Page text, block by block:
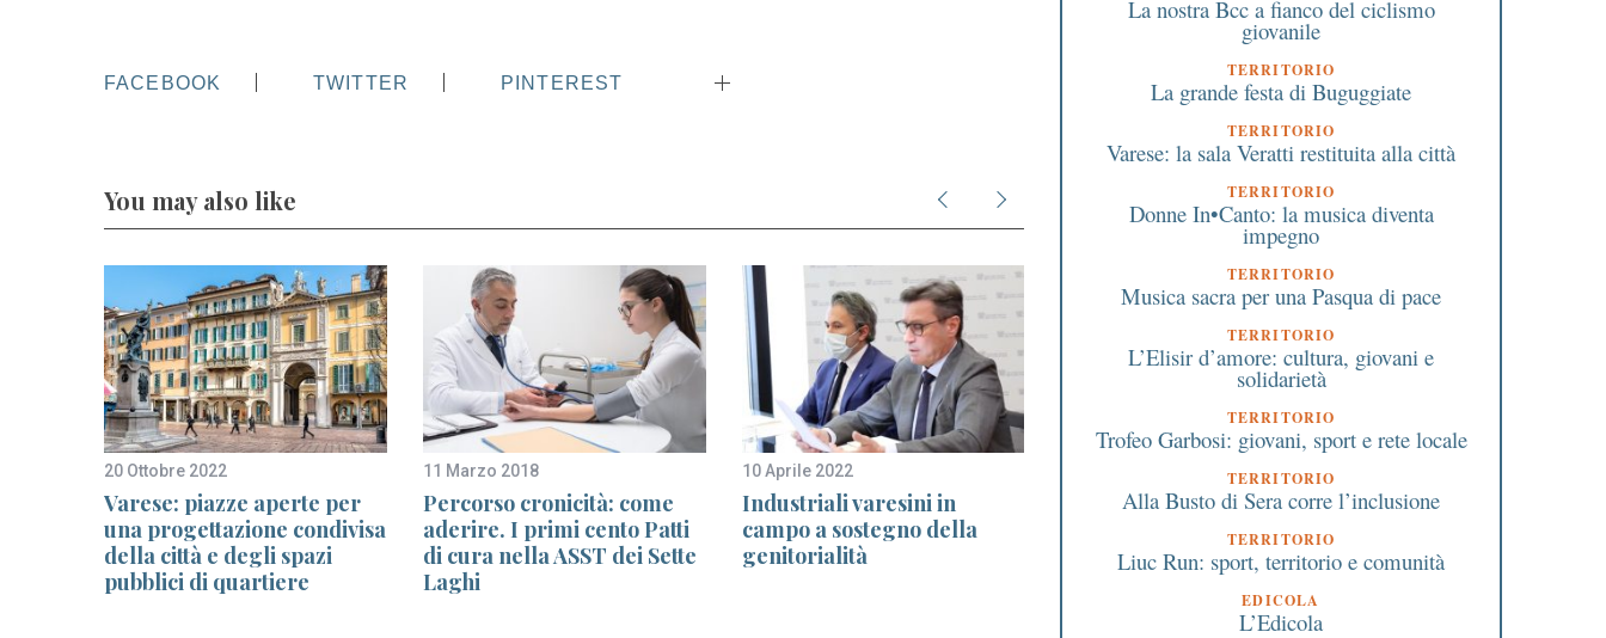
FACEBOOK TWITTER PINTEREST
You may also like
20 Ottobre 2022
Varese: piazze aperte per
una progettazione condivisa
della città e degli spazi
pubblici di quartiere
11 Marzo 2018
Percorso cronicità: come
aderire. I primi cento Patti
di cura nella ASST dei Sette
Laghi
10 Aprile 2022
Industriali varesini in
campo a sostegno della
genitorialità
Società calcistica di
Castellanza apre le porte ai
disabili
“Scorre il fiume”,
per i 50 anni di
La nostra Bcc a fianco del ciclismo
giovanile
TERRITORIO
La grande festa di Buguggiate
TERRITORIO
Varese: la sala Veratti restituita alla città
TERRITORIO
Donne In•Canto: la musica diventa
impegno
TERRITORIO
Musica sacra per una Pasqua di pace
TERRITORIO
L’Elisir d’amore: cultura, giovani e
solidarietà
TERRITORIO
Trofeo Garbosi: giovani, sport e rete locale
TERRITORIO
Alla Busto di Sera corre l’inclusione
TERRITORIO
Liuc Run: sport, territorio e comunità
EDICOLA
L’Edicola